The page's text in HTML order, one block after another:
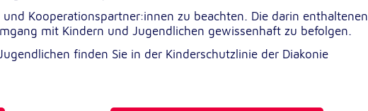
Kooperationspartner:innen zu beachten. Die darin enthaltenen
mit Kindern und Jugendlichen gewissenhaft zu befolgen.
finden Sie in der Kinderschutzlinie der Diakonie